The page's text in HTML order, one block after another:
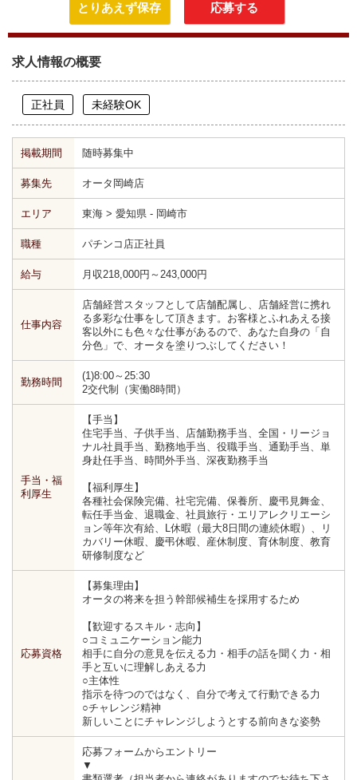
とりあえず保存 応募する
求人情報の概要
正社員 未経験OK
掲載期間 随時募集中
募集先 オータ岡崎店
エリア 東海 > 愛知県 - 岡崎市
職種 パチンコ店正社員
給与 月収218,000円～243,000円
仕事内容
店舗経営スタッフとして店舗配属し、店舗経営に携れ
る多彩な仕事をして頂きます。お客様とふれあえる接
客以外にも色々な仕事があるので、あなた自身の「自
分色」で、オータを塗りつぶしてください！
勤務時間
(1)8:00～25:30
2交代制（実働8時間）
手当・福
利厚生
【手当】
住宅手当、子供手当、店舗勤務手当、全国・リージョ
ナル社員手当、勤務地手当、役職手当、通勤手当、単
身赴任手当、時間外手当、深夜勤務手当
【福利厚生】
各種社会保険完備、社宅完備、保養所、慶弔見舞金、
転任手当金、退職金、社員旅行・エリアレクリエーシ
ョン等年次有給、L休暇（最大8日間の連続休暇）、リ
カバリー休暇、慶弔休暇、産休制度、育休制度、教育
研修制度など
応募資格
【募集理由】
オータの将来を担う幹部候補生を採用するため
【歓迎するスキル・志向】
○コミュニケーション能力
相手に自分の意見を伝える力・相手の話を聞く力・相
手と互いに理解しあえる力
○主体性
指示を待つのではなく、自分で考えて行動できる力
○チャレンジ精神
新しいことにチャレンジしようとする前向きな姿勢
応募フォームからエントリー
▼